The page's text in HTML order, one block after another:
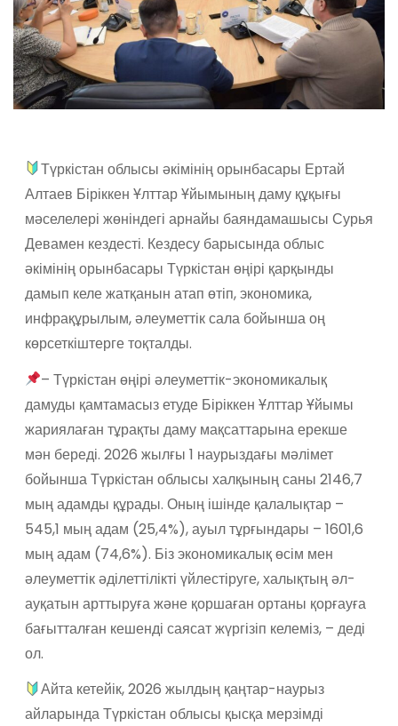
Түркістан облысы әкімінің орынбасары Ертай
Алтаев Біріккен Ұлттар Ұйымының даму құқығы
мәселелері жөніндегі арнайы баяндамашысы Сурья
Девамен кездесті. Кездесу барысында облыс
әкімінің орынбасары Түркістан өңірі қарқынды
дамып келе жатқанын атап өтіп, экономика,
инфрақұрылым, әлеуметтік сала бойынша оң
көрсеткіштерге тоқталды.
– Түркістан өңірі әлеуметтік-экономикалық
дамуды қамтамасыз етуде Біріккен Ұлттар Ұйымы
жариялаған тұрақты даму мақсаттарына ерекше
мән береді. 2026 жылғы 1 наурыздағы мәлімет
бойынша Түркістан облысы халқының саны 2146,7
мың адамды құрады. Оның ішінде қалалықтар –
545,1 мың адам (25,4%), ауыл тұрғындары – 1601,6
мың адам (74,6%). Біз экономикалық өсім мен
әлеуметтік әділеттілікті үйлестіруге, халықтың әл-
ауқатын арттыруға және қоршаған ортаны қорғауға
бағытталған кешенді саясат жүргізіп келеміз, – деді
ол.
Айта кетейік, 2026 жылдың қаңтар-наурыз
айларында Түркістан облысы қысқа мерзімді